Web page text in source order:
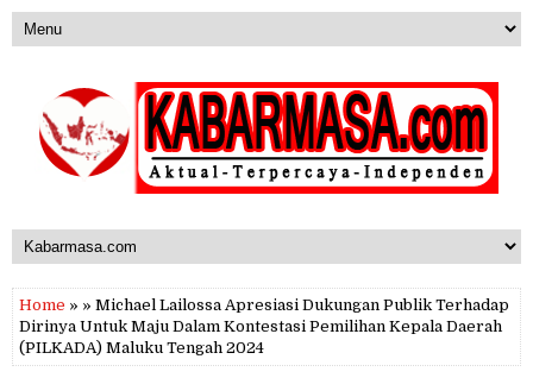
Home » » Michael Lailossa Apresiasi Dukungan Publik Terhadap
Dirinya Untuk Maju Dalam Kontestasi Pemilihan Kepala Daerah
(PILKADA) Maluku Tengah 2024